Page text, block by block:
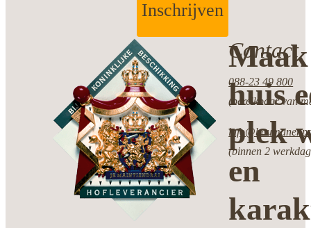
huis
plek
en
Inschrijven
Contact
088-23 49 800
(bereikbaar van
(binnen 2